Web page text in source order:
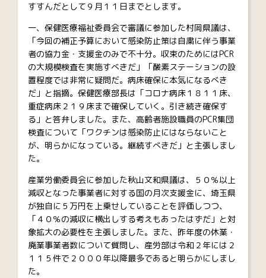
すすんだとして９月１１日までとします。
一、保健医療福祉委員会で審議に参加した村岡県議は、
「今回の補正予算において感染防止策は自粛に伴う事業
者の協力金・支援金のみで不十分。収束のためにはPCR
の大規模検査を実施すべきだ」「酸素ステーションの設
置程度では非常に疑問だ。病床確保に本気になるべき
だ」と指摘。保健医療部長は「コロナ病床１８１１床、
重症病床２１９床まで確保していく。引き続き確保す
る」と答弁しました。また、高齢者施設職員のPCR集団
検査について「ワクチンは感染防止にはならないこと
が、明らかになっている。継続すべきだ」と主張しまし
た。
産業労働委員会に参加した秋山文和県議は、５０％以上
減収となった事業者に対する国の月次支援金に、埼玉県
が独自に５万円を上乗せしていることを評価しつつ、
「４０％の減収に横出しする考えもあったはずだ」と対
象拡大の必要性を主張しました。また、昨年度の休業・
廃業事業者数について質問し、産労部は令和２年には２
１１５件で２０００年以降最多であると明らかにしまし
た。